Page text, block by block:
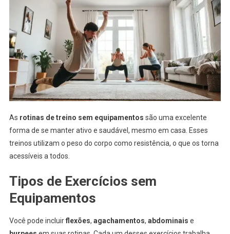
As rotinas de treino sem equipamentos são uma excelente
forma de se manter ativo e saudável, mesmo em casa. Esses
treinos utilizam o peso do corpo como resistência, o que os torna
acessíveis a todos.
Tipos de Exercícios sem
Equipamentos
Você pode incluirflexões, agachamentos, abdominais e